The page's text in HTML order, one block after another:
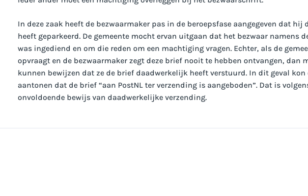
In deze zaak heeft de bezwaarmaker pas in de beroepsfase aangegeven dat hij
heeft geparkeerd. De gemeente mocht ervan uitgaan dat het bezwaar namens
was ingediend en om die reden om een machtiging vragen. Echter, als de
opvraagt en de bezwaarmaker zegt deze brief nooit te hebben ontvangen, dan
kunnen bewijzen dat ze de brief daadwerkelijk heeft verstuurd. In dit geval kon
aantonen dat de brief “aan PostNL ter verzending is aangeboden”. Dat is
onvoldoende bewijs van daadwerkelijke verzending.